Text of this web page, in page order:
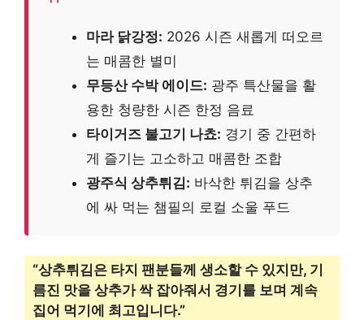
마라 닭강정: 2026 시즌 새롭게 떠오르
는 매콤한 별미
무등산 수박 에이드: 광주 특산물을 활
용한 청량한 시즌 한정 음료
타이거즈 불고기 나쵸: 경기 중 간편하
게 즐기는 고소하고 매콤한 조합
광주식 상추튀김: 바삭한 튀김을 상추
에 싸 먹는 챔필의 로컬 소울 푸드
“상추튀김은 타지 팬분들께 생소할 수 있지만, 기
름진 맛을 상추가 싹 잡아줘서 경기를 보며 계속
집어 먹기에 최고입니다.”